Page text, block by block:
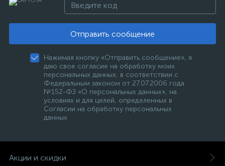
Отправить сообщение
Нажимая кнопку «Отправить сообщение», я
даю свое согласие на обработку моих
персональных данных, в соответствии с
Федеральным законом от 27.07.2006 года
№152-ФЗ «О персональных данных», на
условиях и для целей, определенных в
Согласии на обработку персональных
данных
Акции и скидки